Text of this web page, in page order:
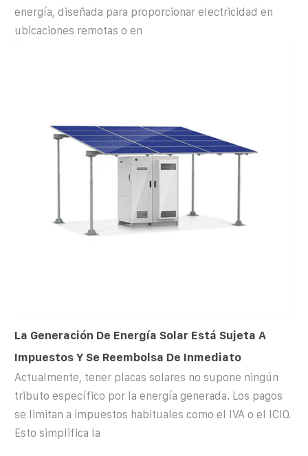
energía, diseñada para proporcionar electricidad en
ubicaciones remotas o en
La Generación De Energía Solar Está Sujeta A
Impuestos Y Se Reembolsa De Inmediato
Actualmente, tener placas solares no supone ningún
tributo específico por la energía generada. Los pagos
se limitan a impuestos habituales como el IVA o el ICIO.
Esto simplifica la